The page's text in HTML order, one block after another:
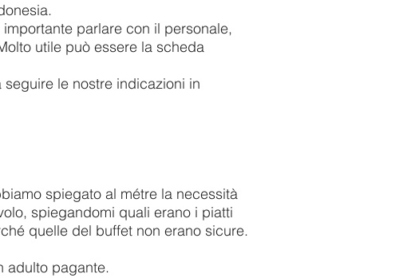
parlare con il personale,
utile può essere la scheda
le nostre indicazioni in
spiegato al métre la necessità
spiegandomi quali erano i piatti
quelle del buffet non erano sicure.
adulto pagante.